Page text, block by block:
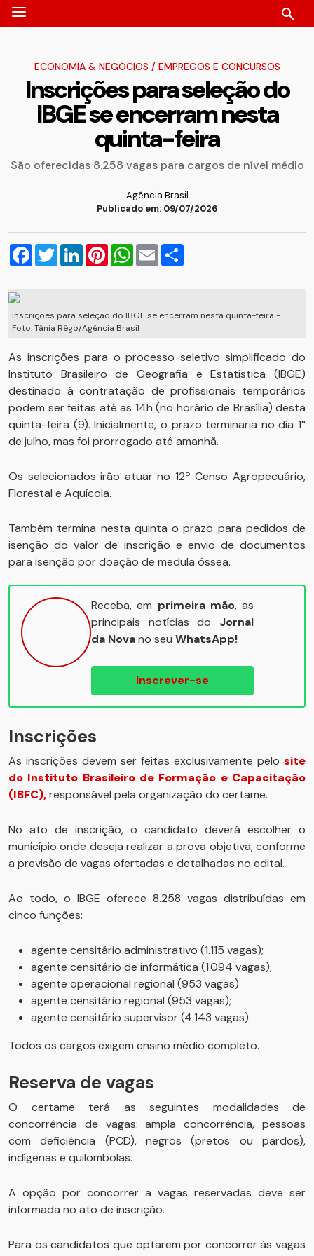
ECONOMIA & NEGÓCIOS / EMPREGOS E CONCURSOS
Inscrições para seleção do
IBGE se encerram nesta
quinta-feira
São oferecidas 8.258 vagas para cargos de nível médio
Agência Brasil
Publicado em: 09/07/2026
Facebook
TwitterLinkedInPinterestWhatsApp
Email
Inscrições para seleção do IBGE se encerram nesta quinta-feira -
Foto: Tânia Rêgo/Agência Brasil
As inscrições para o processo seletivo simplificado do
Instituto Brasileiro de Geografia e Estatística (IBGE)
destinado à contratação de profissionais temporários
podem ser feitas até as 14h (no horário de Brasília) desta
quinta-feira (9). Inicialmente, o prazo terminaria no dia 1°
de julho, mas foi prorrogado até amanhã.
Os selecionados irão atuar no 12º Censo Agropecuário,
Florestal e Aquícola.
Também termina nesta quinta o prazo para pedidos de
isenção do valor de inscrição e envio de documentos
para isenção por doação de medula óssea.
Receba, em primeira mão, as
principais notícias do Jornal
da Novano seu WhatsApp!
Inscrever-se
Inscrições
As inscrições devem ser feitas exclusivamente pelo site
do Instituto Brasileiro de Formação e Capacitação
(IBFC),responsável pela organização do certame.
No ato de inscrição, o candidato deverá escolher o
município onde deseja realizar a prova objetiva, conforme
a previsão de vagas ofertadas e detalhadas no edital.
Ao todo, o IBGE oferece 8.258 vagas distribuídas em
cinco funções:
agente censitário administrativo (1.115 vagas);
agente censitário de informática (1.094 vagas);
agente operacional regional (953 vagas)
agente censitário regional (953 vagas);
agente censitário supervisor (4.143 vagas).
Todos os cargos exigem ensino médio completo.
Reserva de vagas
O certame terá as seguintes modalidades de
concorrência de vagas: ampla concorrência, pessoas
com deficiência (PCD), negros (pretos ou pardos),
indígenas e quilombolas.
A opção por concorrer a vagas reservadas deve ser
informada no ato de inscrição.
Para os candidatos que optarem por concorrer às vagas